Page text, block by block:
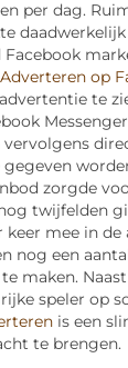
per dag.
daadwerkelijk
Adverteren op
te
zorgde
twijfelden
keer mee in
nog een
maken.
speler op
is een
te brengen.